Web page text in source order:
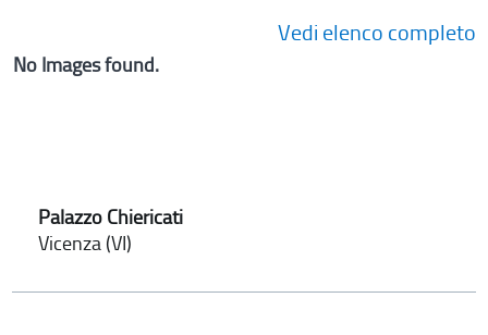
Vedi elenco completo
No Images found.
Palazzo Chiericati
Vicenza (VI)